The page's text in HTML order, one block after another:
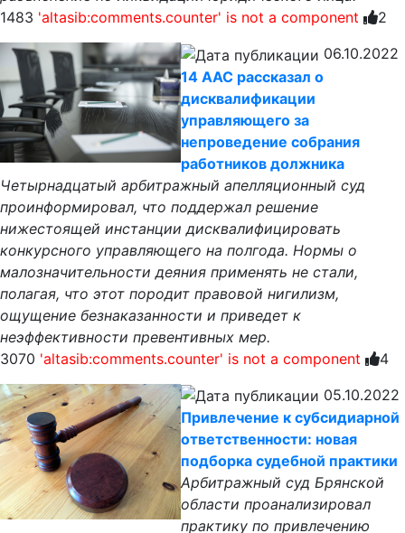
1483 'altasib:comments.counter' is not a component
2
06.10.2022
14 ААС рассказал о
дисквалификации
управляющего за
непроведение собрания
работников должника
Четырнадцатый арбитражный апелляционный суд
проинформировал, что поддержал решение
нижестоящей инстанции дисквалифицировать
конкурсного управляющего на полгода. Нормы о
малозначительности деяния применять не стали,
полагая, что этот породит правовой нигилизм,
ощущение безнаказанности и приведет к
неэффективности превентивных мер.
3070 'altasib:comments.counter' is not a component
4
05.10.2022
Привлечение к субсидиарной
ответственности: новая
подборка судебной практики
Арбитражный суд Брянской
области проанализировал
практику по привлечению